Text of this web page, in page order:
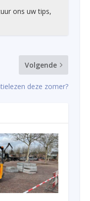
ons uw tips,
Volgende
deze zomer?